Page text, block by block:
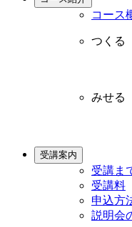
コース
つくる
みせる
受講案内
受講ま
受講料
申込方
説明会